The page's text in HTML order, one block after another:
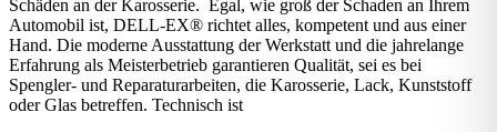
Schäden an der Karosserie. Egal, wie groß der Schaden an Ihrem
Automobil ist, DELL-EX® richtet alles, kompetent und aus einer
Hand. Die moderne Ausstattung der Werkstatt und die jahrelange
Erfahrung als Meisterbetrieb garantieren Qualität, sei es bei
Spengler- und Reparaturarbeiten, die Karosserie, Lack, Kunststoff
oder Glas betreffen. Technisch ist